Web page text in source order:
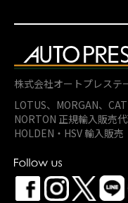
株式会社オートプレステ
LOTUS、MORGAN、
NORTON 正規輸入販売
HOLDEN・HSV 輸入販売